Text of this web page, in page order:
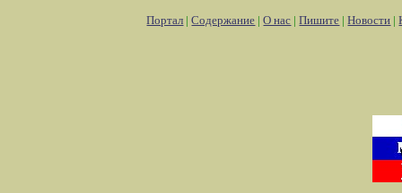
Портал |Содержание |О нас |Пишите |Новости |